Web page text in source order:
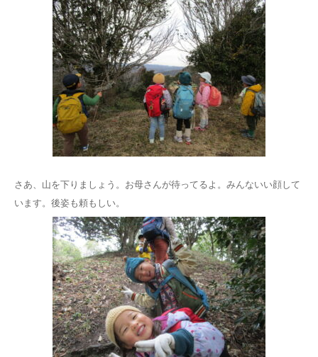
さあ、山を下りましょう。お母さんが待ってるよ。みんないい顔して
います。後姿も頼もしい。